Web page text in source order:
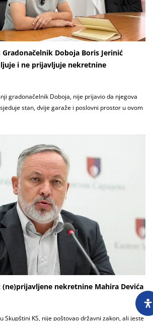
Doboja Boris Jerinić
i ne prijavljuje nekretnine
gradonačelnik Doboja, nije prijavio da njegova
stan, dvije garaže i poslovni prostor u ovom
nekretnine Mahira Devića
Skupštini KS, nije poštovao državni zakon, ali jeste